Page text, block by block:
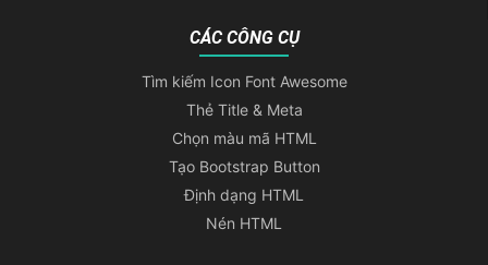
CÁC CÔNG CỤ
Tìm kiếm Icon Font Awesome
Thẻ Title & Meta
Chọn màu mã HTML
Tạo Bootstrap Button
Định dạng HTML
Nén HTML